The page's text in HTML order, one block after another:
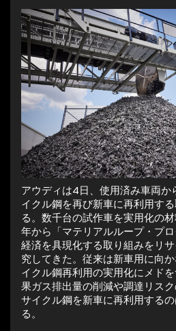
アウディは4日、使用済み車両か
イクル鋼を再び新車に再利用す
る。数千台の試作車を実用化の
年から「マテリアルループ・プ
経済を具現化する取り組みをリ
究してきた。従来は新車用に向
イクル鋼再利用の実用化にメド
果ガス排出量の削減や調達リス
サイクル鋼を新車に再利用する
る。